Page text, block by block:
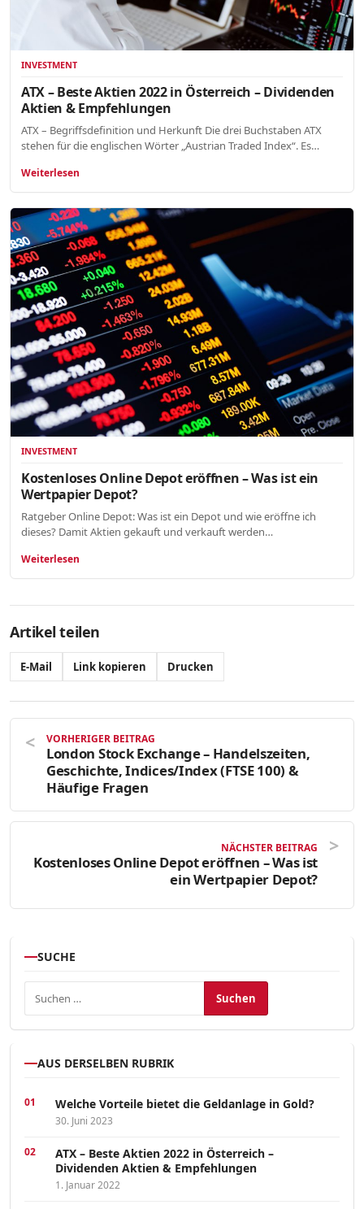
INVESTMENT
ATX – Beste Aktien 2022 in Österreich – Dividenden
Aktien & Empfehlungen
ATX – Begriffsdefinition und Herkunft Die drei Buchstaben ATX
stehen für die englischen Wörter „Austrian Traded Index“. Es…
Weiterlesen
INVESTMENT
Kostenloses Online Depot eröffnen – Was ist ein
Wertpapier Depot?
Ratgeber Online Depot: Was ist ein Depot und wie eröffne ich
dieses? Damit Aktien gekauft und verkauft werden…
Weiterlesen
Artikel teilen
E-Mail Link kopieren Drucken
VORHERIGER BEITRAG
London Stock Exchange – Handelszeiten,
Geschichte, Indices/Index (FTSE 100) &
Häufige Fragen
NÄCHSTER BEITRAG
Kostenloses Online Depot eröffnen – Was ist
ein Wertpapier Depot?
SUCHE
Suchen nach:
AUS DERSELBEN RUBRIK
Welche Vorteile bietet die Geldanlage in Gold?
30. Juni 2023
ATX – Beste Aktien 2022 in Österreich –
Dividenden Aktien & Empfehlungen
1. Januar 2022